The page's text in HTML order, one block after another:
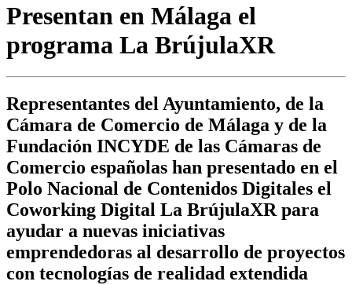
Presentan en Málaga el
programa La BrújulaXR
Representantes del Ayuntamiento, de la
Cámara de Comercio de Málaga y de la
Fundación INCYDE de las Cámaras de
Comercio españolas han presentado en el
Polo Nacional de Contenidos Digitales el
Coworking Digital La BrújulaXR para
ayudar a nuevas iniciativas
emprendedoras al desarrollo de proyectos
con tecnologías de realidad extendida